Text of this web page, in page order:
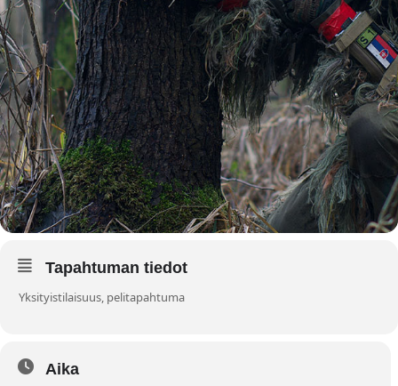
Tapahtuman tiedot
Yksityistilaisuus, pelitapahtuma
Aika